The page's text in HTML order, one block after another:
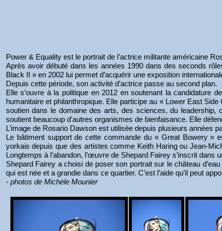
Power & Equality est le portrait de l’actrice militante américaine
Après avoir débuté dans les années 1990 dans des seconds
Black II » en 2002 lui permet d’acquérir une exposition
Depuis cette période, son activité d’actrice passe au second plan.
Elle s’ouvre à la politique en 2012 en soutenant la candidature
humanitaire et philanthropique. Elle participe au « Lower East
soutien dans le domaine des arts, des sciences, du leadership,
soutient beaucoup d'autres organismes de bienfaisance. Elle
L’image de Rosario Dawson est utilisée depuis plusieurs
Le bâtiment support de cette commande du « Great Bowery »
yorkais depuis que des artistes comme Keith Haring ou Jean-
Longtemps à l’abandon, l’œuvre de Shepard Fairey s’inscrit dans
Shepard Fairey a choisi de poser son portrait sur le château
qui est née et a grandie dans ce quartier. C’est l’aide qu’il peut
- photos de Michèle Mounier